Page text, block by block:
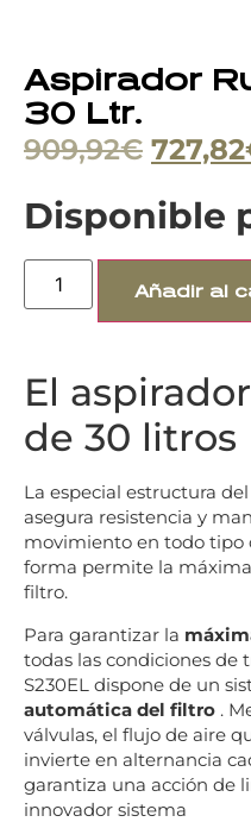
Aspirador
30 Ltr.
909,92€ 727,82
Disponible
Añadir al
El
de 30 litros
La especial estructura
asegura resistencia y
movimiento en todo tipo
forma permite la
filtro.
Para garantizar la
todas las condiciones de
S230EL dispone de un
automática del filtro .
válvulas, el flujo de aire
invierte en alternancia
garantiza una acción de
innovador sistema